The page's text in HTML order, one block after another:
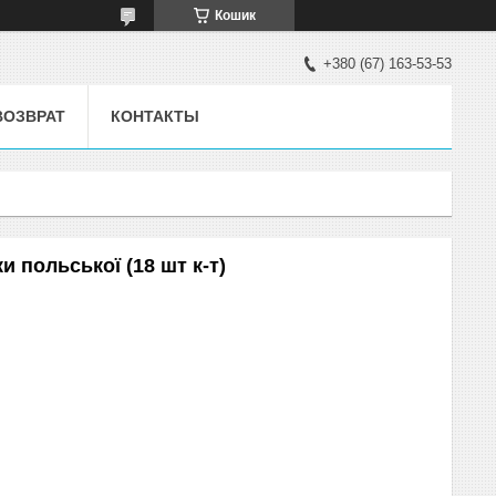
Кошик
+380 (67) 163-53-53
КОНТАКТЫ
польської (18 шт к-т)